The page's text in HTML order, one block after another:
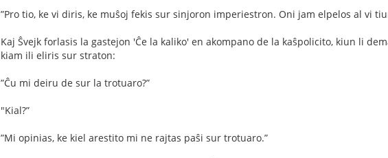
”Pro tio, ke vi diris, ke muŝoj fekis sur sinjoron imperiestron. Oni jam elpelos al vi
Kaj Ŝvejk forlasis la gastejon 'Ĉe la kaliko' en akompano de la kaŝpolicito, kiun li
kiam ili eliris sur straton:
”Ĉu mi deiru de sur la trotuaro?”
"Kial?”
”Mi opinias, ke kiel arestito mi ne rajtas paŝi sur trotuaro.”